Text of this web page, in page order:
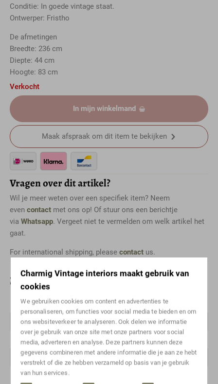
Charmig Vintage interiors maakt gebruik van
cookies
We gebruiken cookies om content en advertenties te
personaliseren, om functies voor social media te bieden en om
ons websiteverkeer te analyseren. Ook delen we informatie
over je gebruik van onze site met onze partners voor social
media, adverteren en analyse. Deze partners kunnen deze
gegevens combineren met andere informatie die je aan ze hebt
verstrekt of die ze hebben verzameld op basis van je gebruik
van hun services.
Conditie: In goede vintage staat.
Ontwerper: Fristho
De afmetingen
Breedte: 236 cm
Diepte: 44 cm
Hoogte: 83 cm
Verkocht
In mijn winkelmand
Maak afspraak om dit item te bekijken
Vragen over dit artikel?
Wil je meer weten over een specifiek item? Neem
even contact met ons op! Of stuur ons een berichtje
via Whatsapp. Vergeet niet te vermelden om welk artikel het
gaat.
For international shipping, please contact us.
Specificaties
Kleur Bruin
Materiaal Teak
Stijl Mid-century modern, Vintage
Merk/ontwerper
Hoogte range